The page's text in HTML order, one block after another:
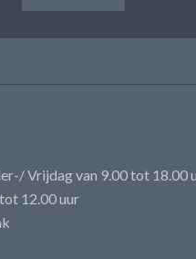
Vrijdag van 9.00 tot 18.00
12.00 uur